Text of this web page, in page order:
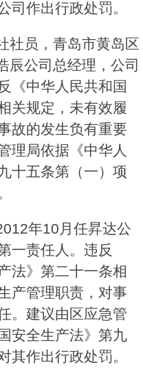
司作出行政处罚。
社员，青岛市黄岛区
辰公司总经理，公司
《中华人民共和国
关规定，未有效履
故的发生负有重要
理局依据《中华人
十五条第（一）项
年10月任昇达公
一责任人。违反
法》第二十一条相
产管理职责，对事
。建议由区应急管
安全生产法》第九
其作出行政处罚。